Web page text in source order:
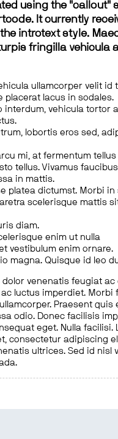
using the "callout"
It currently
introtext style.
fringilla vehicula
ullamcorper velit id
placerat lacus in sodales.
interdum, vehicula tortor
lobortis eros sed,
mi, at fermentum
tellus. Vivamus faucibus
in mattis.
platea dictumst. Morbi in
scelerisque mattis
diam.
enim ut nulla
vestibulum enim ornare.
magna. Quisque id leo
venenatis feugiat ac
luctus imperdiet. Morbi
Praesent quis
odio. Donec facilisis
eget. Nulla facilisi.
consectetur adipiscing
ultrices. Sed id nisl